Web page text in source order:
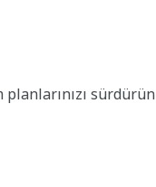
sürdürün